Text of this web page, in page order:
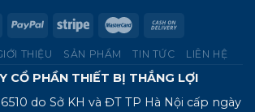
THIỆU SẢN PHẨM TIN TỨC LIÊN HỆ
CỔ PHẦN THIẾT BỊ THẮNG LỢI
do Sở KH và ĐT TP Hà Nội cấp ngày